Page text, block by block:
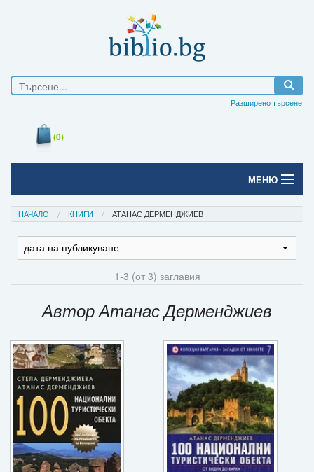
Разширено търсене
(0)
МЕНЮ
Начало
Печатни книги
Е-списания
Подаръци
Ваучери
Промоции
Контакти
НАЧАЛО КНИГИ АТАНАС ДЕРМЕНДЖИЕВ
1-3 (от 3) заглавия
Автор Атанас Дерменджиев